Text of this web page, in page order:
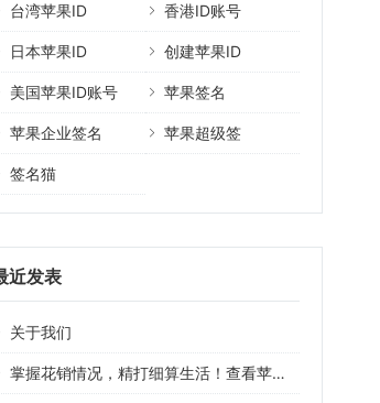
台湾苹果ID 香港ID账号
日本苹果ID 创建苹果ID
美国苹果ID账号 苹果签名
苹果企业签名 苹果超级签
签名猫
近发表
关于我们
掌握花销情况，精打细算生活！查看苹果ID账单帮你实现